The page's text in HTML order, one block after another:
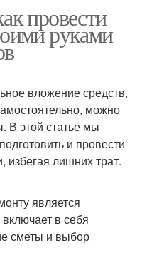
провести
руками
вложение средств,
можно
В этой статье мы
и провести
избегая лишних трат.
является
в себя
сметы и выбор